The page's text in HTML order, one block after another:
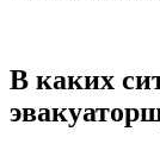
В каких